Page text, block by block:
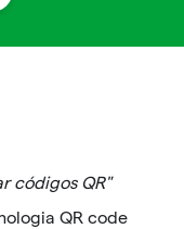
códigos QR"
QR code